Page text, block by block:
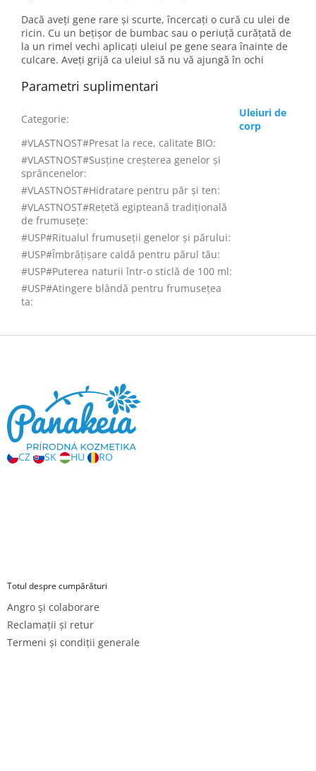
Dacă aveți gene rare și scurte, încercați o cură cu ulei de
ricin. Cu un bețișor de bumbac sau o periuță curățată de
la un rimel vechi aplicați uleiul pe gene seara înainte de
culcare. Aveți grijă ca uleiul să nu vă ajungă în ochi
Parametri suplimentari
Categorie:
Uleiuri de
corp
#VLASTNOST#Presat la rece, calitate BIO:
#VLASTNOST#Susține creșterea genelor și
sprâncenelor:
#VLASTNOST#Hidratare pentru păr și ten:
#VLASTNOST#Rețetă egipteană tradițională
de frumusețe:
#USP#Ritualul frumuseții genelor și părului:
#USP#Îmbrățișare caldă pentru părul tău:
#USP#Puterea naturii într-o sticlă de 100 ml:
#USP#Atingere blândă pentru frumusețea
ta:
S
CZ SK HU RO
Totul despre cumpărături
Angro și colaborare
Reclamații și retur
Termeni și condiții generale